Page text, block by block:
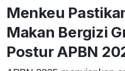
Menkeu
Makan Bergizi
Postur APBN